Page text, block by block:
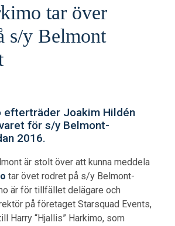
tar över
s/y Belmont
efterträder Joakim Hildén
för s/y Belmont-
2016.
är stolt över att kunna meddela
tar övet rodret på s/y Belmont-
är för tillfället delägare och
på företaget Starsquad Events,
Harry “Hjallis” Harkimo, som